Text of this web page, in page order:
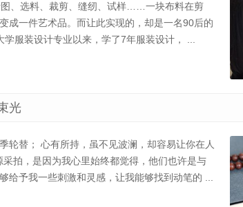
、选料、裁剪、缝纫、试样……一块布料在剪
成一件艺术品。而让此实现的，却是一名90后的
服装设计专业以来，学了7年服装设计， ...
光
轮替； 心有所持，虽不见波澜，却容易让你在人
拍，是因为我心里始终都觉得，他们也许是与
给予我一些刺激和灵感，让我能够找到动笔的 ...